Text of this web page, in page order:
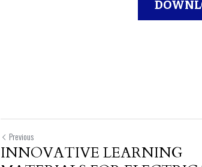
Previous
INNOVATIVE LEARNING